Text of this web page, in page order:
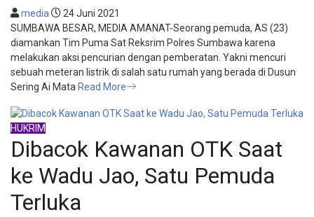
media
24 Juni 2021
SUMBAWA BESAR, MEDIA AMANAT-Seorang pemuda, AS (23)
diamankan Tim Puma Sat Reksrim Polres Sumbawa karena
melakukan aksi pencurian dengan pemberatan. Yakni mencuri
sebuah meteran listrik di salah satu rumah yang berada di Dusun
Sering Ai Mata Read More
HUKRIM
Dibacok Kawanan OTK Saat
ke Wadu Jao, Satu Pemuda
Terluka